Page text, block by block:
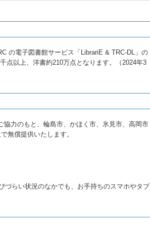
の電子図書館サービス「LibrariE & TRC-DL」の
点以上、洋書約210万点となります。（2024年3
力のもと、輪島市、かほく市、氷見市、高岡市
無償提供いたします。
づらい状況のなかでも、お手持ちのスマホやタブ